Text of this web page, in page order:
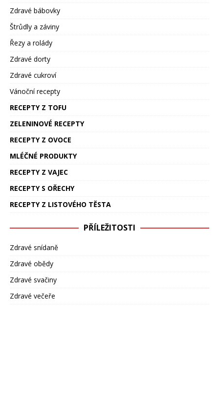
Zdravé bábovky
Štrůdly a záviny
Řezy a rolády
Zdravé dorty
Zdravé cukroví
Vánoční recepty
RECEPTY Z TOFU
ZELENINOVÉ RECEPTY
RECEPTY Z OVOCE
MLÉČNÉ PRODUKTY
RECEPTY Z VAJEC
RECEPTY S OŘECHY
RECEPTY Z LISTOVÉHO TĚSTA
PŘÍLEŽITOSTI
Zdravé snídaně
Zdravé obědy
Zdravé svačiny
Zdravé večeře